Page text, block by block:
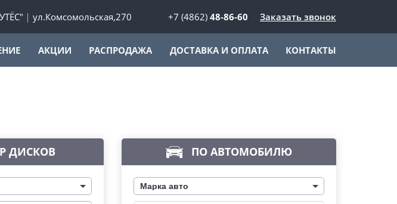
ул.Комсомольская,270 +7 (4862) 48-86-60 Заказать звонок
АКЦИИ РАСПРОДАЖА ДОСТАВКА И ОПЛАТА КОНТАКТЫ
ДИСКОВ ПО АВТОМОБИЛЮ
Марка авто